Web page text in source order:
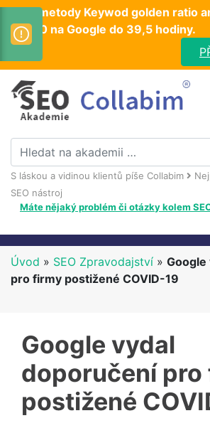
Test metody Keywod golden ratio
TOP10 na Google do 39,5 hodiny.
S láskou a vidinou klientů píše Collabim
SEO nástroj
Máte nějaký problém či otázky kolem
Úvod » SEO Zpravodajství »
pro firmy postižené COVID-19
Google vydal
doporučení pro
postižené